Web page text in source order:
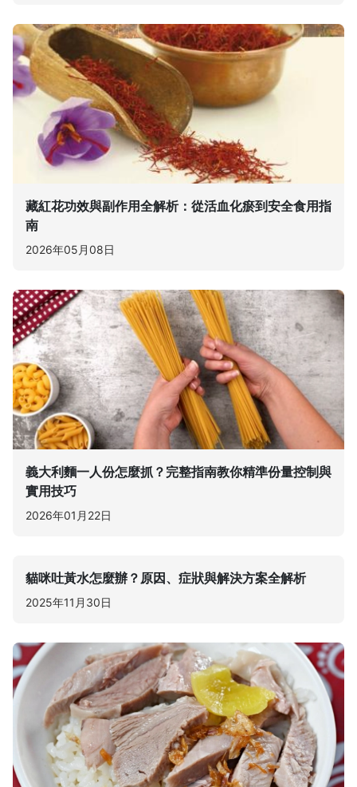
藏紅花功效與副作用全解析：從活血化瘀到安全食用指
南
2026年05月08日
義大利麵一人份怎麼抓？完整指南教你精準份量控制與
實用技巧
2026年01月22日
貓咪吐黃水怎麼辦？原因、症狀與解決方案全解析
2025年11月30日